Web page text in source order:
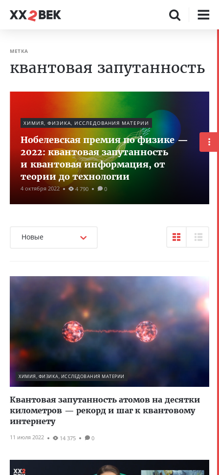
МЕТКА
квантовая запутанность
ХИМИЯ, ФИЗИКА, ИССЛЕДОВАНИЯ МАТЕРИИ
Нобелевская премия по физике —
2022: квантовая запутанность
и квантовая информация, от
теории до технологии
4 октября 2022 4 790 0
Новые
ХИМИЯ, ФИЗИКА, ИССЛЕДОВАНИЯ МАТЕРИИ
Квантовая запутанность атомов на десятки
километров — рекорд и шаг к квантовому
интернету
11 июля 2022 14 375 0